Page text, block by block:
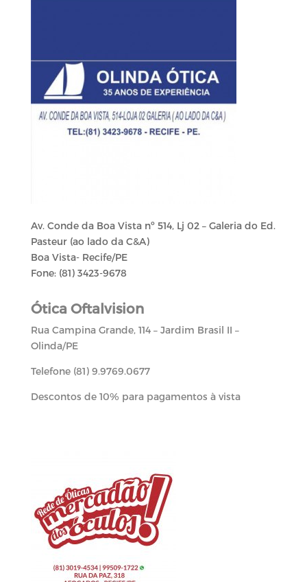
Av. Conde da Boa Vista nº 514, Lj 02 – Galeria do Ed.
Pasteur (ao lado da C&A)
Boa Vista- Recife/PE
Fone: (81) 3423-9678
Ótica Oftalvision
Rua Campina Grande, 114 – Jardim Brasil II –
Olinda/PE
Telefone (81) 9.9769.0677
Descontos de 10% para pagamentos à vista